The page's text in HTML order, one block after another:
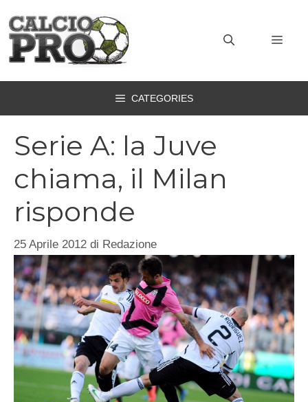
contenuto
CATEGORIES
Serie A: la Juve
chiama, il Milan
risponde
25 Aprile 2012 di Redazione